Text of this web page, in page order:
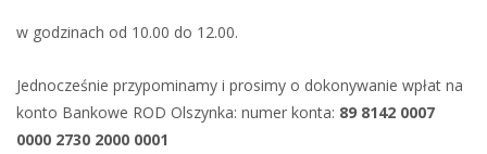
w godzinach od 10.00 do 12.00.
Jednocześnie przypominamy i prosimy o dokonywanie wpłat na
konto Bankowe ROD Olszynka: numer konta: 89 8142 0007
0000 2730 2000 0001